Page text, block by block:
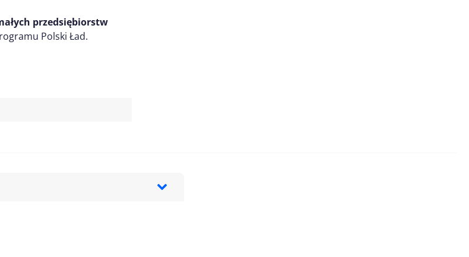
przedsiębiorstw
Polski Ład.